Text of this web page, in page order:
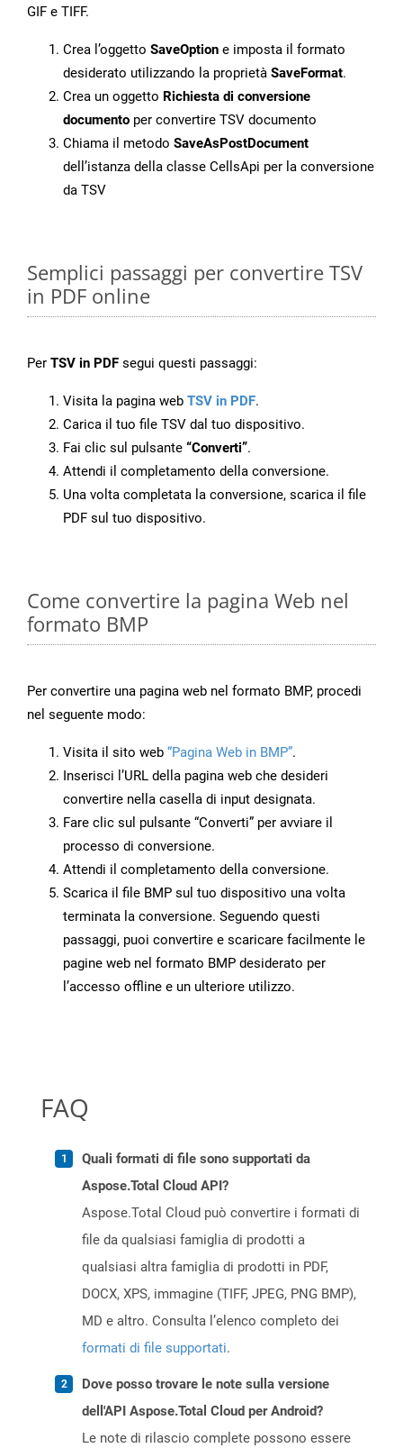
GIF e TIFF.
Crea l’oggetto SaveOption e imposta il formato
desiderato utilizzando la proprietà SaveFormat.
Crea un oggetto Richiesta di conversione
documento per convertire TSV documento
Chiama il metodo SaveAsPostDocument
dell’istanza della classe CellsApi per la conversione
da TSV
Semplici passaggi per convertire TSV
in PDF online
Per TSV in PDF segui questi passaggi:
Visita la pagina web TSV in PDF.
Carica il tuo file TSV dal tuo dispositivo.
Fai clic sul pulsante “Converti”.
Attendi il completamento della conversione.
Una volta completata la conversione, scarica il file
PDF sul tuo dispositivo.
Come convertire la pagina Web nel
formato BMP
Per convertire una pagina web nel formato BMP, procedi
nel seguente modo:
Visita il sito web “Pagina Web in BMP”.
Inserisci l’URL della pagina web che desideri
convertire nella casella di input designata.
Fare clic sul pulsante “Converti” per avviare il
processo di conversione.
Attendi il completamento della conversione.
Scarica il file BMP sul tuo dispositivo una volta
terminata la conversione. Seguendo questi
passaggi, puoi convertire e scaricare facilmente le
pagine web nel formato BMP desiderato per
l’accesso offline e un ulteriore utilizzo.
FAQ
Quali formati di file sono supportati da
Aspose.Total Cloud API?
Aspose.Total Cloud può convertire i formati di
file da qualsiasi famiglia di prodotti a
qualsiasi altra famiglia di prodotti in PDF,
DOCX, XPS, immagine (TIFF, JPEG, PNG BMP),
MD e altro. Consulta l’elenco completo dei
formati di file supportati.
Dove posso trovare le note sulla versione
dell'API Aspose.Total Cloud per Android?
Le note di rilascio complete possono essere